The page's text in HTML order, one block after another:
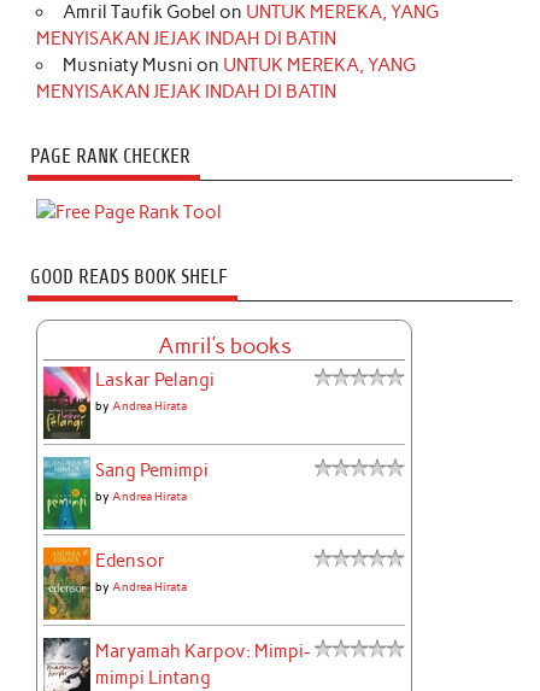
Amril Taufik Gobel on UNTUK MEREKA, YANG
MENYISAKAN JEJAK INDAH DI BATIN
Musniaty Musni on UNTUK MEREKA, YANG
MENYISAKAN JEJAK INDAH DI BATIN
PAGE RANK CHECKER
GOOD READS BOOK SHELF
Amril's books
Laskar Pelangi
byAndrea Hirata
Sang Pemimpi
byAndrea Hirata
Edensor
byAndrea Hirata
Maryamah Karpov: Mimpi-
mimpi Lintang